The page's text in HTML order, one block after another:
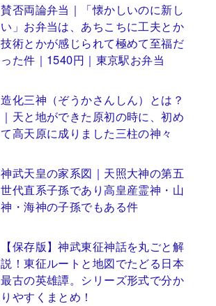
賛否両論弁当｜「懐かしいのに新し
い」お弁当は、あちこちに工夫とか
技術とかが感じられて極めて至福だ
った件｜1540円｜東京駅お弁当
造化三神（ぞうかさんしん）とは？
｜天と地ができた原初の時に、初め
て高天原に成りました三柱の神々
神武天皇の家系図｜天照大神の第五
世代直系子孫であり高皇産霊神・山
神・海神の子孫でもある件
【保存版】神武東征神話を丸ごと解
説！東征ルートと地図でたどる日本
最古の英雄譚。シリーズ形式で分か
りやすくまとめ！